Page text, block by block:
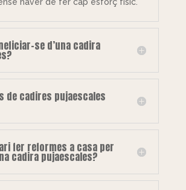
haver de fer cap esforç físic.
se d’una cadira
de cadires pujaescales
fer reformes a casa per
cadira pujaescales?